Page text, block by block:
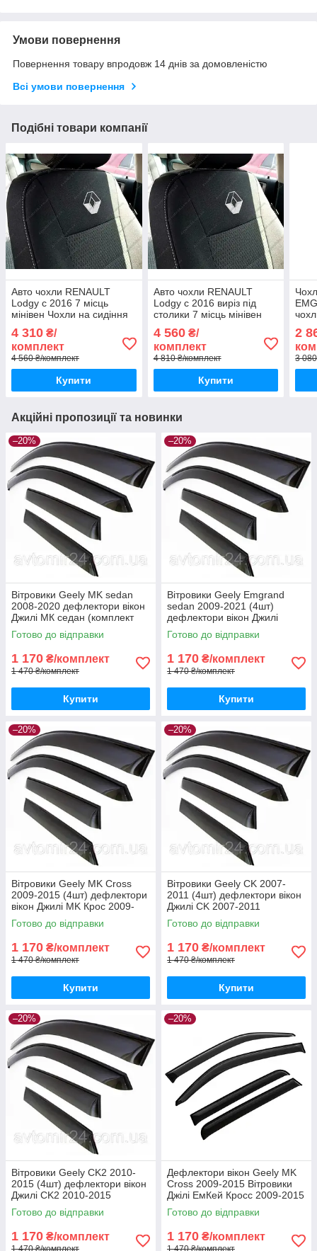
Умови повернення
Повернення товару впродовж 14 днів за домовленістю
Всі умови повернення
Подібні товари компанії
Авто чохли RENAULT
Lodgy с 2016 7 місць
мінівен Чохли на сидіння
4 310 ₴/
комплект
4 560 ₴/комплект
Купити
Авто чохли RENAULT
Lodgy с 2016 виріз під
столики 7 місць мінівен
Лоджи с 2016
4 560₴/
комплект
4 810 ₴/комплект
Купити
2
3
Акційні пропозиції та новинки
–20%
Вітровики Geely MK sedan
2008-2020 дефлектори вікон
Джилі МК седан (комплект
4шт)
Готово до відправки
1 170 ₴/комплект
1 470 ₴/комплект
Купити
–20%
Вітровики Geely Emgrand
sedan 2009-2021 (4шт)
дефлектори вікон Джилі
Емгранд седан 2009-2021
(комплект 4шт)
Готово до відправки
1 170 ₴/комплект
1 470 ₴/комплект
Купити
–20%
Вітровики Geely MK Cross
2009-2015 (4шт) дефлектори
вікон Джилі MK Крос 2009-
2015 (комплект 4шт)
Готово до відправки
1 170 ₴/комплект
1 470 ₴/комплект
Купити
–20%
Вітровики Geely CK 2007-
2011 (4шт) дефлектори вікон
Джилі CK 2007-2011
(комплект 4шт)
Готово до відправки
1 170 ₴/комплект
1 470 ₴/комплект
Купити
–20%
Вітровики Geely CK2 2010-
2015 (4шт) дефлектори вікон
Джилі CK2 2010-2015
(комплект 4шт)
Готово до відправки
1 170 ₴/комплект
1 470 ₴/комплект
–20%
Дефлектори вікон Geely MK
Cross 2009-2015 Вітровики
Джілі ЕмКей Кросс 2009-2015
дефлектори 4шт
Готово до відправки
1 170 ₴/комплект
1 470 ₴/комплект